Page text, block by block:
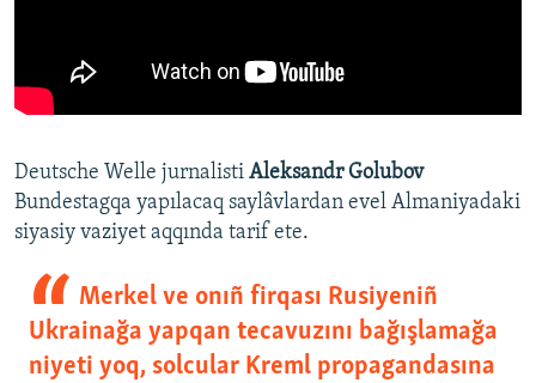
Deutsche Welle jurnalisti Aleksandr Golubov
Bundestagqa yapılacaq saylâvlardan evel Almaniyadaki
siyasiy vaziyet aqqında tarif ete.
Merkel ve onıñ firqası Rusiyeniñ
Ukrainağa yapqan tecavuzını bağışlamağa
niyeti yoq, solcular Kreml propagandasına